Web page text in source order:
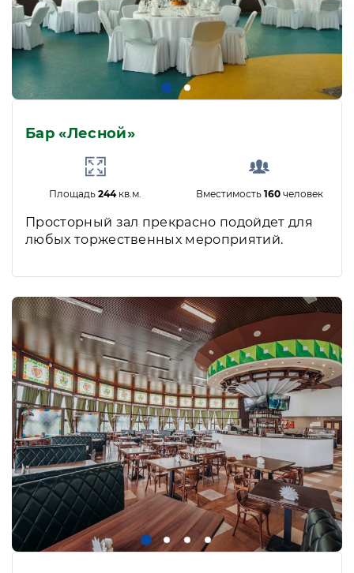
Бар «Лесной»
Площадь244кв.м. Вместимость 160человек
Просторный зал прекрасно подойдет для
любых торжественных мероприятий.